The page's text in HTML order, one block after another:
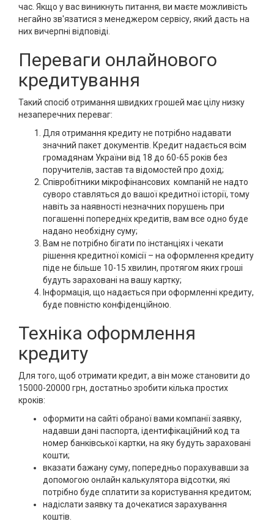
час. Якщо у вас виникнуть питання, ви маєте можливість
негайно зв'язатися з менеджером сервісу, який дасть на
них вичерпні відповіді.
Переваги онлайнового
кредитування
Такий спосіб отримання швидких грошей має цілу низку
незаперечних переваг:
Для отримання кредиту не потрібно надавати
значний пакет документів. Кредит надається всім
громадянам України від 18 до 60-65 років без
поручителів, застав та відомостей про дохід;
Співробітники мікрофінансових компаній не надто
суворо ставляться до вашої кредитної історії, тому
навіть за наявності незначних порушень при
погашенні попередніх кредитів, вам все одно буде
надано необхідну суму;
Вам не потрібно бігати по інстанціях і чекати
рішення кредитної комісії – на оформлення кредиту
піде не більше 10-15 хвилин, протягом яких гроші
будуть зараховані на вашу картку;
Інформація, що надається при оформленні кредиту,
буде повністю конфіденційною.
Техніка оформлення
кредиту
Для того, щоб отримати кредит, а він може становити до
15000-20000 грн, достатньо зробити кілька простих
кроків:
оформити на сайті обраної вами компанії заявку,
надавши дані паспорта, ідентифікаційний код та
номер банківської картки, на яку будуть зараховані
кошти;
вказати бажану суму, попередньо порахувавши за
допомогою онлайн калькулятора відсотки, які
потрібно буде сплатити за користування кредитом;
надіслати заявку та дочекатися зарахування
коштів.